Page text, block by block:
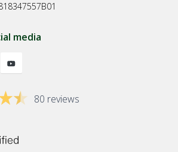
media
80 reviews